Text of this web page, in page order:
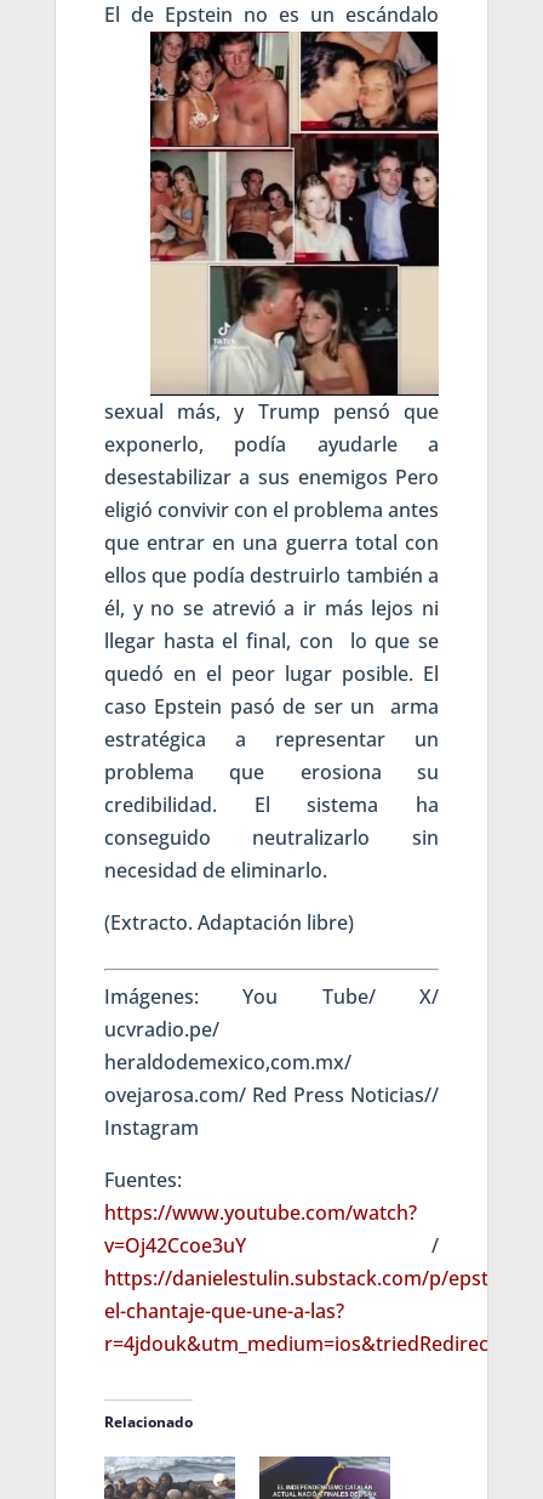
El de Epstein no es un escándalo
sexual más, y Trump pensó que
exponerlo, podía ayudarle a
desestabilizar a sus enemigos Pero
eligió convivir con el problema antes
que entrar en una guerra total con
ellos que podía destruirlo también a
él, y no se atrevió a ir más lejos ni
llegar hasta el final, con lo que se
quedó en el peor lugar posible. El
caso Epstein pasó de ser un arma
estratégica a representar un
problema que erosiona su
credibilidad. El sistema ha
conseguido neutralizarlo sin
necesidad de eliminarlo.
(Extracto. Adaptación libre)
Imágenes: You Tube/ X/
ucvradio.pe/
heraldodemexico,com.mx/
ovejarosa.com/ Red Press Noticias//
Instagram
Fuentes:
https://www.youtube.com/watch?
v=Oj42Ccoe3uY/
https://danielestulin.substack.com/p/epstein-
el-chantaje-que-une-a-las?
Relacionado